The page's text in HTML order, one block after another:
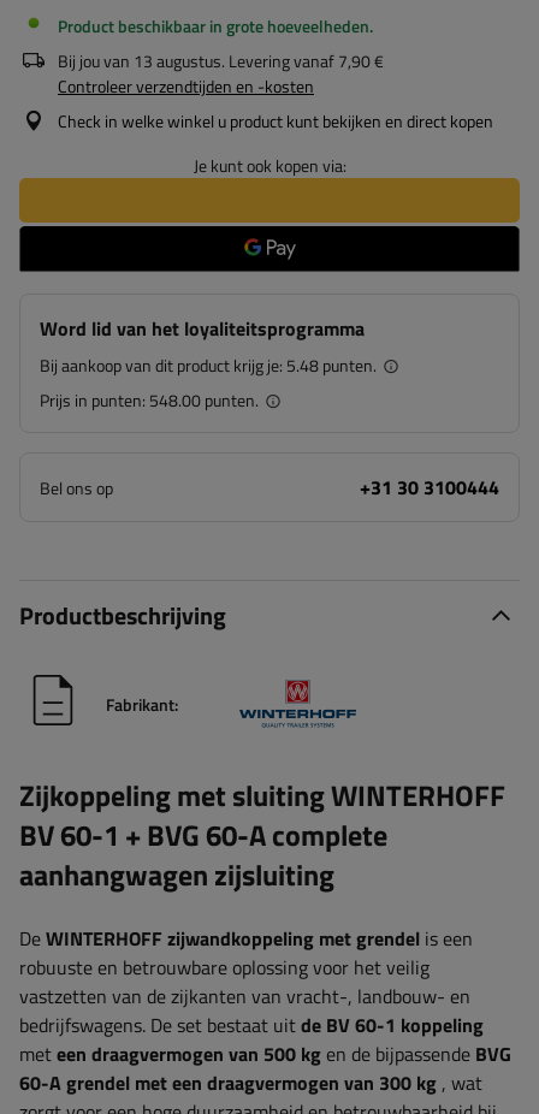
Product beschikbaar in grote hoeveelheden
Bij jou van 13 augustus. Levering vanaf7,90 €
Controleer verzendtijden en -kosten
Check in welke winkel u product kunt bekijken en direct kopen
Je kunt ook kopen via:
Word lid van het loyaliteitsprogramma
Bij aankoop van dit product krijg je: 5.48 punten.
Prijs in punten: 548.00 punten.
Bel ons op +31 30 3100444
Productbeschrijving
Fabrikant:
Zijkoppeling met sluiting WINTERHOFF
BV 60-1 + BVG 60-A complete
aanhangwagen zijsluiting
DeWINTERHOFF zijwandkoppeling met grendel is een
robuuste en betrouwbare oplossing voor het veilig
vastzetten van de zijkanten van vracht-, landbouw- en
bedrijfswagens. De set bestaat uitde BV 60-1 koppeling
meteen draagvermogen van 500 kg en de bijpassende BVG
60-A grendel met een draagvermogen van 300 kg , wat